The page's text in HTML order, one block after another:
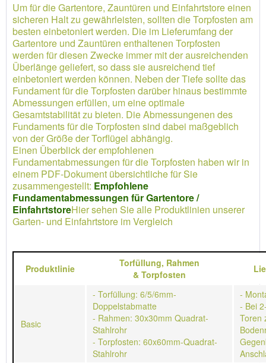
Um für die Gartentore, Zauntüren und Einfahrtstore einen
sicheren Halt zu gewährleisten, sollten die Torpfosten am
besten einbetoniert werden. Die im Lieferumfang der
Gartentore und Zauntüren enthaltenen Torpfosten
werden für diesen Zwecke immer mit der ausreichenden
Überlänge geliefert, so dass sie ausreichend tief
einbetoniert werden können. Neben der Tiefe sollte das
Fundament für die Torpfosten darüber hinaus bestimmte
Abmessungen erfüllen, um eine optimale
Gesamtstabilität zu bieten. Die Abmessungenen des
Fundaments für die Torpfosten sind dabei maßgeblich
von der Größe der Torflügel abhängig.
Einen Überblick der empfohlenen
Fundamentabmessungen für die Torpfosten haben wir in
einem PDF-Dokument übersichtliche für Sie
zusammengestellt: Empfohlene
Fundamentabmessungen für Gartentore /
EinfahrtstoreHier sehen Sie alle Produktlinien unserer
Garten- und Einfahrtstore im Vergleich
Produktlinie Torfüllung, Rahmen
& Torpfosten
Basic
- Torfüllung: 6/5/6mm-
Doppelstabmatte
- Rahmen: 30x30mm Quadrat-
Stahlrohr
- Torpfosten: 60x60mm-Quadrat-
Stahlrohr
-
- Bei
Toren